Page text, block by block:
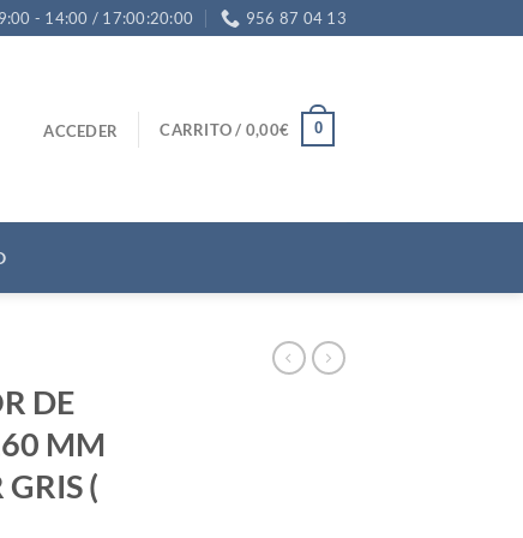
9:00 - 14:00 / 17:00:20:00 956 87 04 13
ACCEDER CARRITO / 0,00€ 0
DE
MM
(